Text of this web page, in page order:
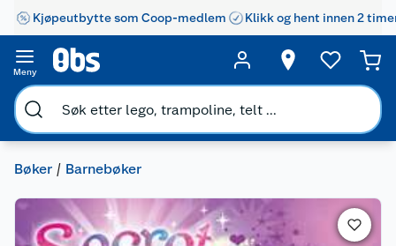
Kjøpeutbytte som Coop-medlem Klikk og hent innen 2
Meny
Bøker Barnebøker